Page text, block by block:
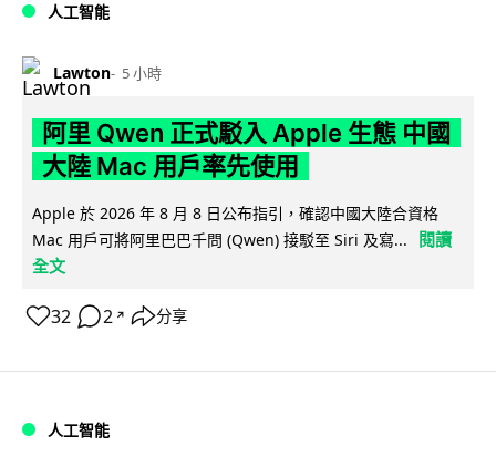
人工智能
Lawton 5 小時
阿里 Qwen 正式駁入 Apple 生態 中國
大陸 Mac 用戶率先使用
Apple 於 2026 年 8 月 8 日公布指引，確認中國大陸合資格
Mac 用戶可將阿里巴巴千問 (Qwen) 接駁至 Siri 及寫...
閱讀
全文
32 2 ↗ 分享
人工智能